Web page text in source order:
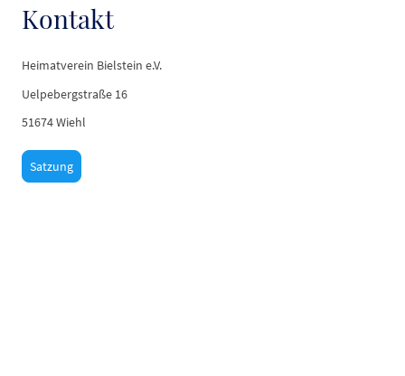
Kontakt
Heimatverein Bielstein e.V.
Uelpebergstraße 16
51674 Wiehl
Satzung